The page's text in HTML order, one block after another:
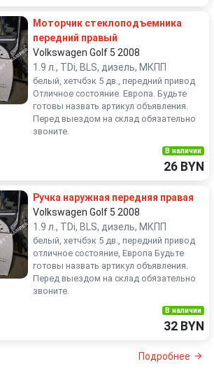
Моторчик стеклоподъемника
передний правый
Volkswagen Golf 5 2008
1.9 л., TDi, BLS, дизель, МКПП
белый, хетчбэк 5 дв., передний привод
Отличное состояние. Европа. Будьте
готовы назвать артикул объявления.
Перед выездом на склад обязательно
звоните.
В наличии
26 BYN
Ручка наружная передняя правая
Volkswagen Golf 5 2008
1.9 л., TDi, BLS, дизель, МКПП
белый, хетчбэк 5 дв., передний привод
отличное состояние, Европа Будьте
готовы назвать артикул объявления.
Перед выездом на склад обязательно
звоните.
В наличии
32 BYN
Подробнее